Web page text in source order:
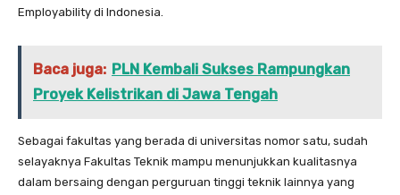
Employability di Indonesia.
Baca juga: PLN Kembali Sukses Rampungkan
Proyek Kelistrikan di Jawa Tengah
Sebagai fakultas yang berada di universitas nomor satu, sudah
selayaknya Fakultas Teknik mampu menunjukkan kualitasnya
dalam bersaing dengan perguruan tinggi teknik lainnya yang